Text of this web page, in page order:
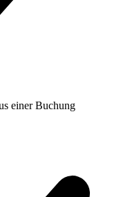
einer Buchung